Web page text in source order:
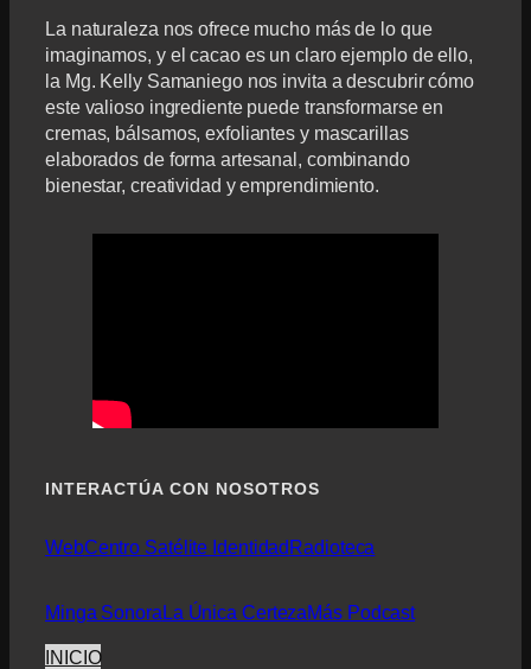
La naturaleza nos ofrece mucho más de lo que
imaginamos, y el cacao es un claro ejemplo de ello,
la Mg. Kelly Samaniego nos invita a descubrir cómo
este valioso ingrediente puede transformarse en
cremas, bálsamos, exfoliantes y mascarillas
elaborados de forma artesanal, combinando
bienestar, creatividad y emprendimiento.
INTERACTÚA CON NOSOTROS
WebCentro Satélite Identidad Radioteca
Minga SonoraLa Única CertezaMás Podcast
INICIO